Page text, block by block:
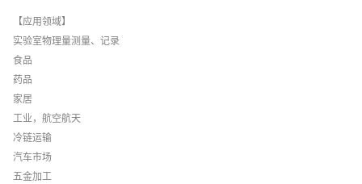
【应用领域】
实验室物理量测量、记录
食品
药品
家居
工业，航空航天
冷链运输
汽车市场
五金加工